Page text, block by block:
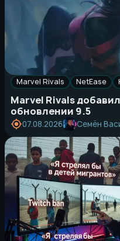
Marvel Rivals NetEase
Marvel Rivals
обновлении 9.5
07.08.2026 Семён